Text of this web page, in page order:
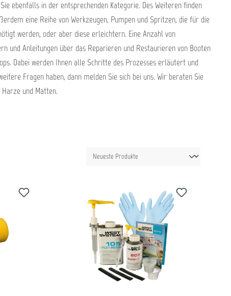
ebenfalls in der entsprechenden Kategorie. Des Weiteren finden
eine Reihe von Werkzeugen, Pumpen und Spritzen, die für die
werden, oder aber diese erleichtern. Eine Anzahl von
und Anleitungen über das Reparieren und Restaurieren von Booten
Dabei werden Ihnen alle Schritte des Prozesses erläutert und
Fragen haben, dann melden Sie sich bei uns. Wir beraten Sie
und Matten.